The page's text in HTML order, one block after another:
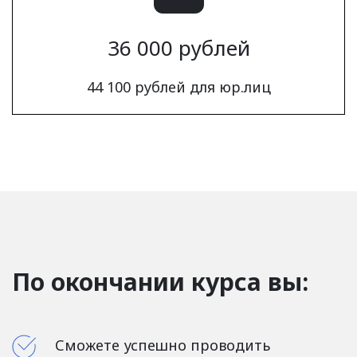
36 000 рублей
44 100 рублей для юр.лиц
По окончании курса вы:
Сможете успешно проводить